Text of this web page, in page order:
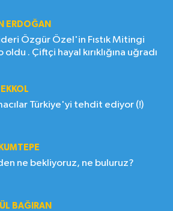
ERDOĞAN
Özgür Özel'in Fıstık Mitingi
oldu . Çiftçi hayal kırıklığına uğradı
Türkiye'yi tehdit ediyor (!)
ne bekliyoruz, ne buluruz?
BAĞIRAN